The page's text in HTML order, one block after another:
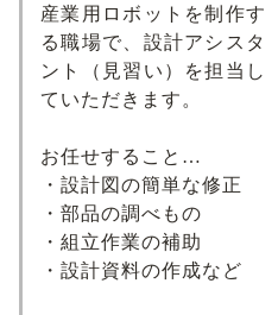
産業用ロボットを制作す
る職場で、設計アシスタ
ント（見習い）を担当し
ていただきます。
お任せすること…
・設計図の簡単な修正
・部品の調べもの
・組立作業の補助
・設計資料の作成など